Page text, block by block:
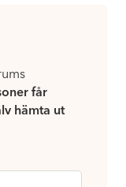
får
hämta ut